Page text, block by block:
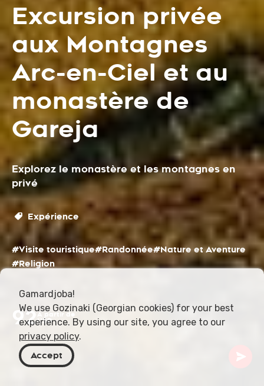
Excursion privée
aux Montagnes
Arc-en-Ciel et au
monastère de
Gareja
Explorez le monastère et les montagnes en
privé
Expérience
#Visite touristique#Randonnée#Nature et Aventure
#Religion
92 À partir de
USD
Gamardjoba!
We use Gozinaki (Georgian cookies) for your best
experience. By using our site, you agree to our
privacy policy.
Accept